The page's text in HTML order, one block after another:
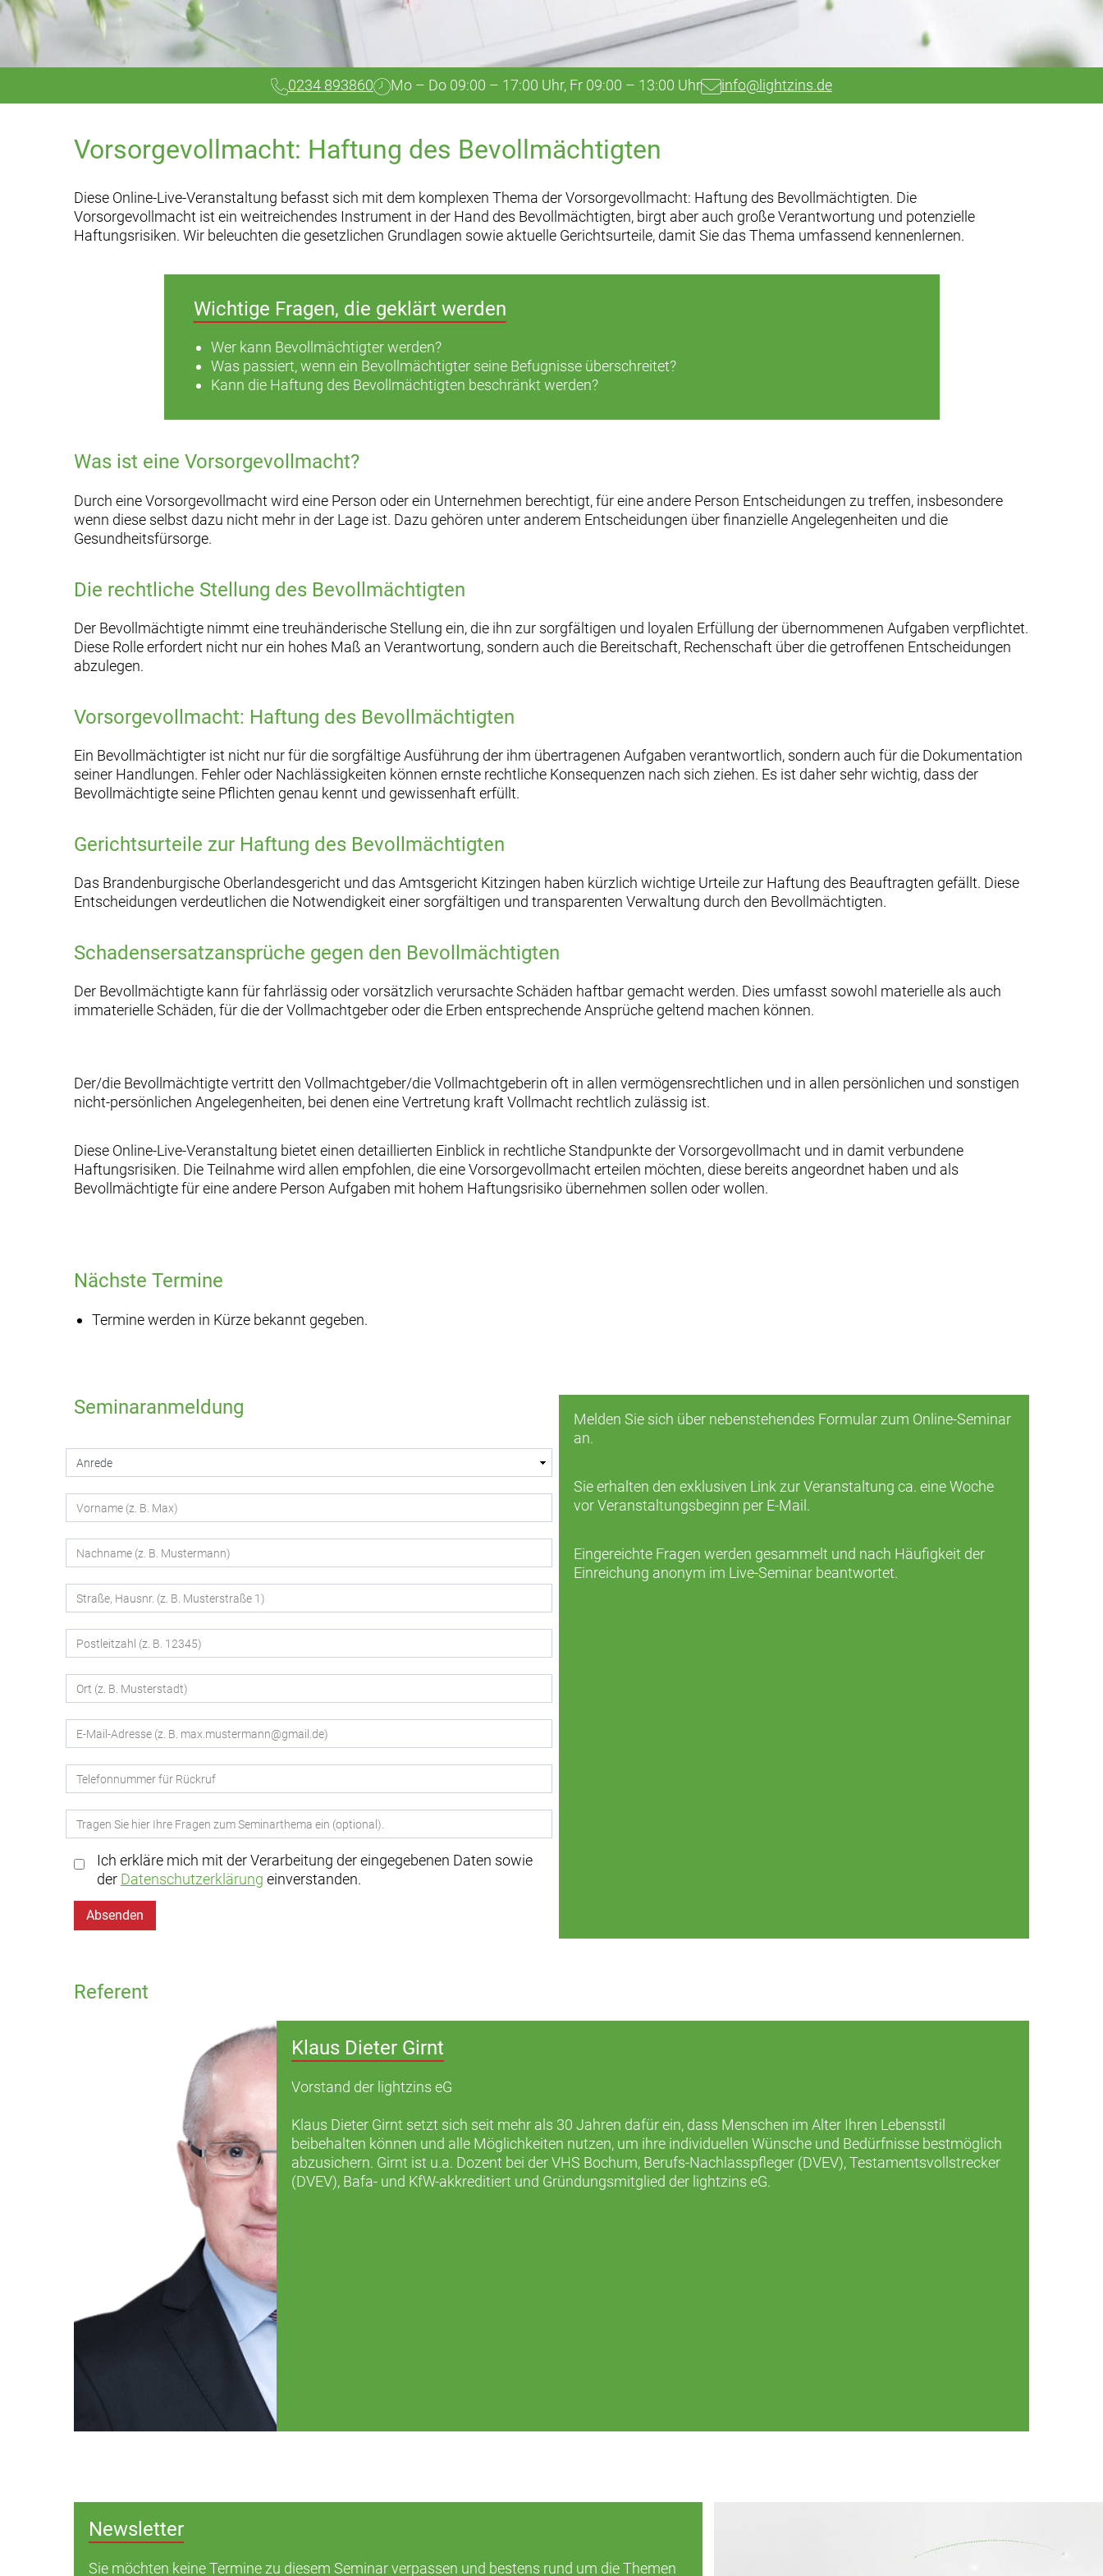
0234 893860 Mo – Do 09:00 – 17:00 Uhr, Fr 09:00 – 13:00 Uhr info@lightzins.de
Vorsorgevollmacht: Haftung des Bevollmächtigten
Diese Online-Live-Veranstaltung befasst sich mit dem komplexen Thema der Vorsorgevollmacht: Haftung des Bevollmächtigten. Die
Vorsorgevollmacht ist ein weitreichendes Instrument in der Hand des Bevollmächtigten, birgt aber auch große Verantwortung und potenzielle
Haftungsrisiken. Wir beleuchten die gesetzlichen Grundlagen sowie aktuelle Gerichtsurteile, damit Sie das Thema umfassend kennenlernen.
Wichtige Fragen, die geklärt werden
Wer kann Bevollmächtigter werden?
Was passiert, wenn ein Bevollmächtigter seine Befugnisse überschreitet?
Kann die Haftung des Bevollmächtigten beschränkt werden?
Was ist eine Vorsorgevollmacht?
Durch eine Vorsorgevollmacht wird eine Person oder ein Unternehmen berechtigt, für eine andere Person Entscheidungen zu treffen, insbesondere
wenn diese selbst dazu nicht mehr in der Lage ist. Dazu gehören unter anderem Entscheidungen über finanzielle Angelegenheiten und die
Gesundheitsfürsorge.
Die rechtliche Stellung des Bevollmächtigten
Der Bevollmächtigte nimmt eine treuhänderische Stellung ein, die ihn zur sorgfältigen und loyalen Erfüllung der übernommenen Aufgaben verpflichtet.
Diese Rolle erfordert nicht nur ein hohes Maß an Verantwortung, sondern auch die Bereitschaft, Rechenschaft über die getroffenen Entscheidungen
abzulegen.
Vorsorgevollmacht: Haftung des Bevollmächtigten
Ein Bevollmächtigter ist nicht nur für die sorgfältige Ausführung der ihm übertragenen Aufgaben verantwortlich, sondern auch für die Dokumentation
seiner Handlungen. Fehler oder Nachlässigkeiten können ernste rechtliche Konsequenzen nach sich ziehen. Es ist daher sehr wichtig, dass der
Bevollmächtigte seine Pflichten genau kennt und gewissenhaft erfüllt.
Gerichtsurteile zur Haftung des Bevollmächtigten
Das Brandenburgische Oberlandesgericht und das Amtsgericht Kitzingen haben kürzlich wichtige Urteile zur Haftung des Beauftragten gefällt. Diese
Entscheidungen verdeutlichen die Notwendigkeit einer sorgfältigen und transparenten Verwaltung durch den Bevollmächtigten.
Schadensersatzansprüche gegen den Bevollmächtigten
Der Bevollmächtigte kann für fahrlässig oder vorsätzlich verursachte Schäden haftbar gemacht werden. Dies umfasst sowohl materielle als auch
immaterielle Schäden, für die der Vollmachtgeber oder die Erben entsprechende Ansprüche geltend machen können.
Der/die Bevollmächtigte vertritt den Vollmachtgeber/die Vollmachtgeberin oft in allen vermögensrechtlichen und in allen persönlichen und sonstigen
nicht-persönlichen Angelegenheiten, bei denen eine Vertretung kraft Vollmacht rechtlich zulässig ist.
Diese Online-Live-Veranstaltung bietet einen detaillierten Einblick in rechtliche Standpunkte der Vorsorgevollmacht und in damit verbundene
Haftungsrisiken. Die Teilnahme wird allen empfohlen, die eine Vorsorgevollmacht erteilen möchten, diese bereits angeordnet haben und als
Bevollmächtigte für eine andere Person Aufgaben mit hohem Haftungsrisiko übernehmen sollen oder wollen.
Nächste Termine
Termine werden in Kürze bekannt gegeben.
Seminaranmeldung
Ich erkläre mich mit der Verarbeitung der eingegebenen Daten sowie
der Datenschutzerklärung einverstanden.
Absenden
Melden Sie sich über nebenstehendes Formular zum Online-Seminar
an.
Sie erhalten den exklusiven Link zur Veranstaltung ca. eine Woche
vor Veranstaltungsbeginn per E-Mail.
Eingereichte Fragen werden gesammelt und nach Häufigkeit der
Einreichung anonym im Live-Seminar beantwortet.
Referent
Klaus Dieter Girnt
Vorstand der lightzins eG
Klaus Dieter Girnt setzt sich seit mehr als 30 Jahren dafür ein, dass Menschen im Alter Ihren Lebensstil
beibehalten können und alle Möglichkeiten nutzen, um ihre individuellen Wünsche und Bedürfnisse bestmöglich
abzusichern. Girnt ist u.a. Dozent bei der VHS Bochum, Berufs-Nachlasspfleger (DVEV), Testamentsvollstrecker
(DVEV), Bafa- und KfW-akkreditiert und Gründungsmitglied der lightzins eG.
Newsletter
Sie möchten keine Termine zu diesem Seminar verpassen und bestens rund um die Themen